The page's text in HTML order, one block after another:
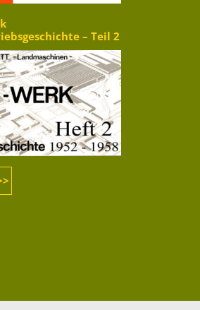
– Teil 2